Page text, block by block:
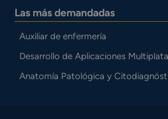
Las más demandadas
Auxiliar de enfermería
Desarrollo de Aplicaciones
Anatomía Patológica y